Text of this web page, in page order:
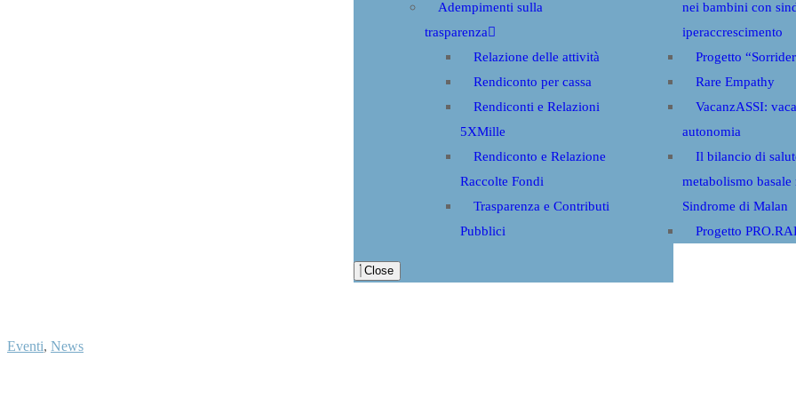
Adempimenti sulla
trasparenza
Relazione delle attività
Rendiconto per cassa
Rendiconti e Relazioni
5XMille
Rendiconto e Relazione
Raccolte Fondi
Trasparenza e Contributi
Pubblici
nei bambini con
iperaccrescimento
Progetto
Rare Empathy
VacanzASSI:
autonomia
Il bilancio di
metabolismo basale
Sindrome di Malan
Progetto
Close
Eventi, News